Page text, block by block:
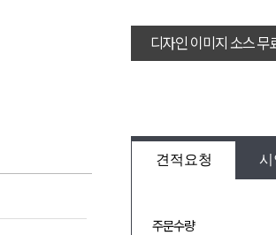
디자인 이미지 소스
견적요청 시
주문수량